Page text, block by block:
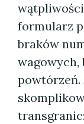
formularz
braków
wagowych,
powtórzeń.